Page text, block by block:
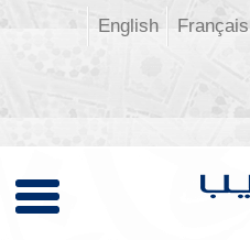
Français
English